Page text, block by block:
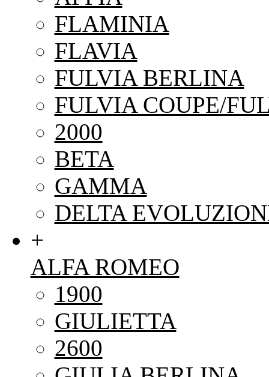
FLAMINIA
FLAVIA
FULVIA BERLINA
FULVIA COUPE/
2000
BETA
GAMMA
DELTA
+
ALFA ROMEO
1900
GIULIETTA
2600